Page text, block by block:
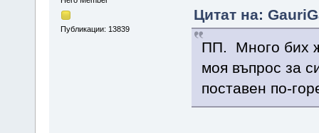
Публикации: 13839
Цитат на:
ПП. Много бих
моя въпрос за
поставен по-